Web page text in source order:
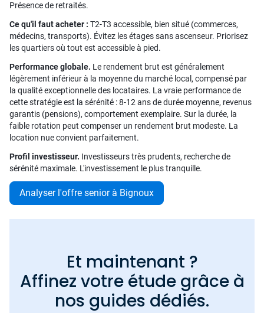
Présence de retraités.
Ce qu'il faut acheter : T2-T3 accessible, bien situé (commerces,
médecins, transports). Évitez les étages sans ascenseur. Priorisez
les quartiers où tout est accessible à pied.
Performance globale. Le rendement brut est généralement
légèrement inférieur à la moyenne du marché local, compensé par
la qualité exceptionnelle des locataires. La vraie performance de
cette stratégie est la sérénité : 8-12 ans de durée moyenne, revenus
garantis (pensions), comportement exemplaire. Sur la durée, la
faible rotation peut compenser un rendement brut modeste. La
location nue convient parfaitement.
Profil investisseur. Investisseurs très prudents, recherche de
sérénité maximale. L'investissement le plus tranquille.
Analyser l'offre senior à Bignoux
Et maintenant ?
Affinez votre étude grâce à
nos guides dédiés.